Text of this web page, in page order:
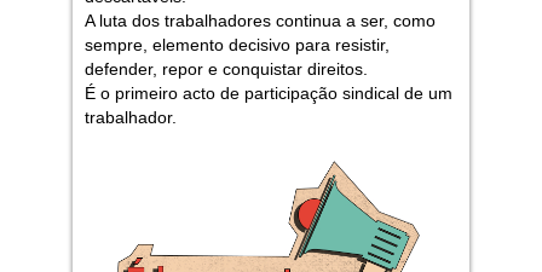
A luta dos trabalhadores continua a ser, como
sempre, elemento decisivo para resistir,
defender, repor e conquistar direitos.
É o primeiro acto de participação sindical de um
trabalhador.